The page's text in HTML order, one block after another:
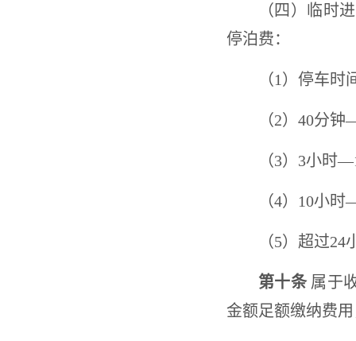
（四）临时
停泊费：
（1）停车
（2）40分
（3）3小时
（4）10小
（5）超过
第十条属于
金额足额缴纳费